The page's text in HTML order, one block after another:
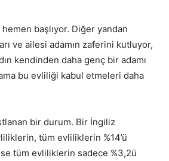
başlıyor. Diğer yandan
ve ailesi adamın zaferini kutluyor,
kendinden daha genç bir adamı
bu evliliği kabul etmeleri daha
bir durum. Bir İngiliz
tüm evliliklerin %14’ü
tüm evliliklerin sadece %3,2ü